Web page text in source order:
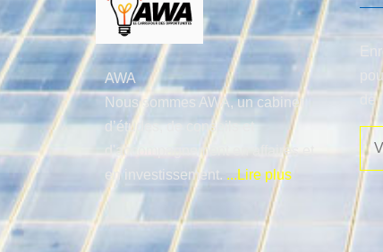
AWA
Nous sommes AWA, un cabinet
d’études, de conseils et
d'accompagnement en affaires et
en investissement. ...Lire plus